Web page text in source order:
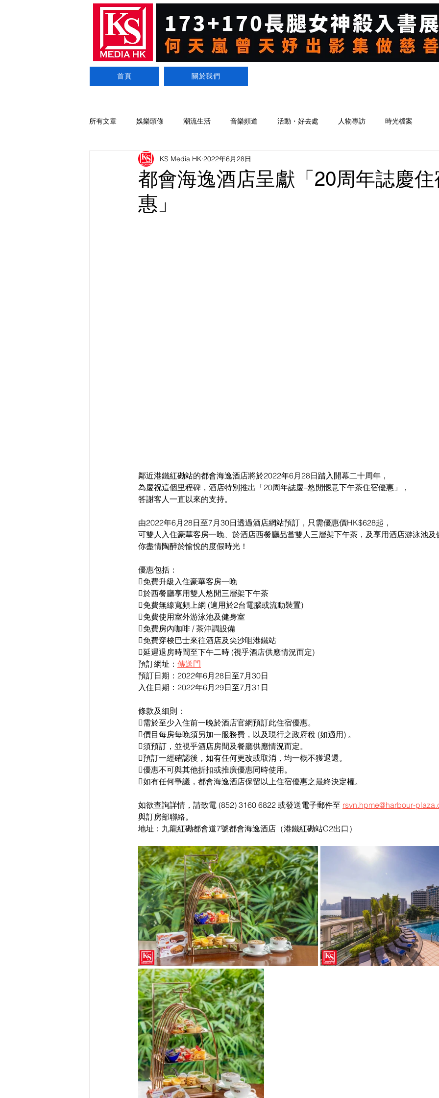
首頁 關於我們
所有文章 娛樂頭條 潮流生活 音樂頻道 活動・好去處 人物專訪 時光檔案
都會海逸酒店呈獻「20周年誌慶
惠」
KS Media HK 2022年6月28日
鄰近港鐵紅磡站的都會海逸酒店將於2022年6月28日踏入開幕二十周年，
為慶祝這個里程碑，酒店特別推出「20周年誌慶–悠閒愜意下午茶住宿優惠」，
答謝客人一直以來的支持。
由2022年6月28日至7月30日透過酒店網站預訂，只需優惠價HK$628起，
可雙人入住豪華客房一晚、於酒店西餐廳品嘗雙人三層架下午茶，及享用酒店游泳池
你盡情陶醉於愉悅的度假時光！
優惠包括：
免費升級入住豪華客房一晚
於西餐廳享用雙人悠閒三層架下午茶
免費無線寬頻上網 (適用於2台電腦或流動裝置)
免費使用室外游泳池及健身室
免費房內咖啡 / 茶沖調設備
免費穿梭巴士來往酒店及尖沙咀港鐵站
延遲退房時間至下午二時 (視乎酒店供應情況而定)
預訂網址： 傳送門
預訂日期：2022年6月28日至7月30日
入住日期：2022年6月29日至7月31日
條款及細則：
需於至少入住前一晚於酒店官網預訂此住宿優惠。
價目每房每晚須另加一服務費，以及現行之政府稅 (如適用) 。
須預訂，並視乎酒店房間及餐廳供應情況而定。
預訂一經確認後，如有任何更改或取消，均一概不獲退還。
優惠不可與其他折扣或推廣優惠同時使用。
如有任何爭議，都會海逸酒店保留以上住宿優惠之最終決定權。
如欲查詢詳情，請致電 (852) 3160 6822 或發送電子郵件至 rsvn.hpme@harbour-
與訂房部聯絡。
地址：九龍紅磡都會道7號都會海逸酒店（港鐵紅磡站C2出口）